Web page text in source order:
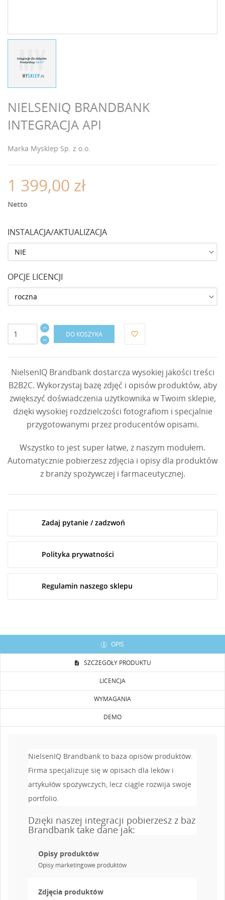
NIELSENIQ BRANDBANK
INTEGRACJA API
Marka Mysklep Sp. z o.o.
1 399,00 zł
Netto
INSTALACJA/AKTUALIZACJA
OPCJE LICENCJI
DO KOSZYKA favorite_border
NielsenIQ Brandbank dostarcza wysokiej jakości treści
B2B2C. Wykorzystaj bazę zdjęć i opisów produktów, aby
zwiększyć doświadczenia użytkownika w Twoim sklepie,
dzięki wysokiej rozdzielczości fotografiom i specjalnie
przygotowanymi przez producentów opisami.
Wszystko to jest super łatwe, z naszym modułem.
Automatycznie pobierzesz zdjęcia i opisy dla produktów
z branży spożywczej i farmaceutycznej.
Zadaj pytanie / zadzwoń
Polityka prywatności
Regulamin naszego sklepu
OPIS
SZCZEGÓŁY PRODUKTU
LICENCJA
WYMAGANIA
DEMO
NielsenIQ Brandbank to baza opisów produktów.
Firma specjalizuje się w opisach dla leków i
artykułów spożywczych, lecz ciągle rozwija swoje
portfolio.
Dzięki naszej integracji pobierzesz z baz
Brandbank take dane jak:
Opisy produktów
Opisy marketingowe produktów
Zdjęcia produktów